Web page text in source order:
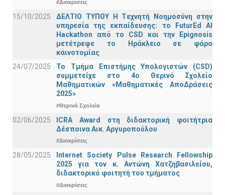
#Διακρίσεις
15/10/2025
ΔΕΛΤΙΟ ΤΥΠΟΥ H Tεχνητή Νοημοσύνη στην
υπηρεσία της εκπαίδευσης: το FuturEd AI
Hackathon από το CSD και την Epignosis
μετέτρεψε το Ηράκλειο σε φάρο
καινοτομίας
24/07/2025
Το Τμήμα Επιστήμης Υπολογιστών (CSD)
συμμετείχε στο 4ο Θερινό Σχολείο
Μαθηματικών «Μαθηματικές ΑποΔράσεις
2025»
#Θερινά Σχολεία
02/06/2025
ICRA Award στη διδακτορική φοιτήτρια
Δέσποινα Αικ. Αργυροπούλου
#Διακρίσεις
28/05/2025
Internet Society Pulse Research Fellowship
2025 για τον κ. Αντώνη Χατζηβασιλείου,
διδακτορικό φοιτητή του τμήματος
#Διακρίσεις